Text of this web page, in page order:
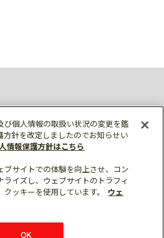
び個人情報の取扱い状況の変更を鑑
方針を改定しましたのでお知らせい
情報保護方針はこちら
ブサイトでの体験を向上させ、コン
ライズし、ウェブサイトのトラフィ
ッキーを使用しています。
ウェ
OK